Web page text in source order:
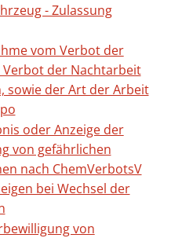
- Zulassung
vom Verbot der
der Nachtarbeit
sowie der Art der Arbeit
oder Anzeige der
von gefährlichen
nach ChemVerbotsV
bei Wechsel der
von